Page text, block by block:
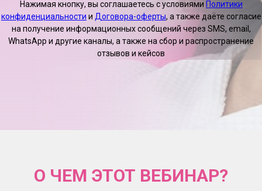
авторский чек-лист по составам
косметики!
О ЧЕМ ЭТОТ ВЕБИНАР?